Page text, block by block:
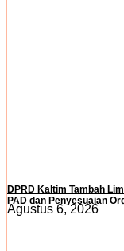
DPRD Kaltim Tambah
PAD dan Penyesuaian
Agustus 6, 2026